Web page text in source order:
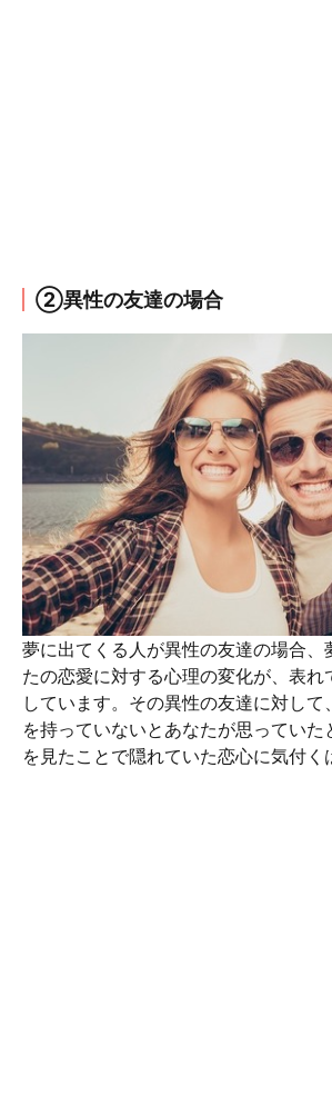
②異性の友達の場合
夢に出てくる人が異性の友達の場合、
たの恋愛に対する心理の変化が、表れ
しています。その異性の友達に対し
を持っていないとあなたが思っていた
を見たことで隠れていた恋心に気付く